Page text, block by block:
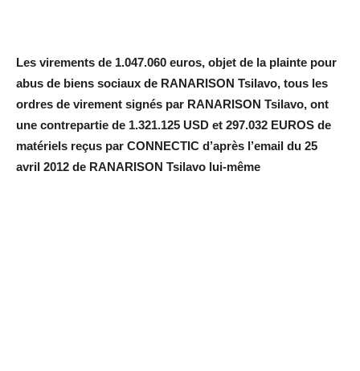
Les virements de 1.047.060 euros, objet de la plainte pour
abus de biens sociaux de RANARISON Tsilavo, tous les
ordres de virement signés par RANARISON Tsilavo, ont
une contrepartie de 1.321.125 USD et 297.032 EUROS de
matériels reçus par CONNECTIC d’après l’email du 25
avril 2012 de RANARISON Tsilavo lui-même